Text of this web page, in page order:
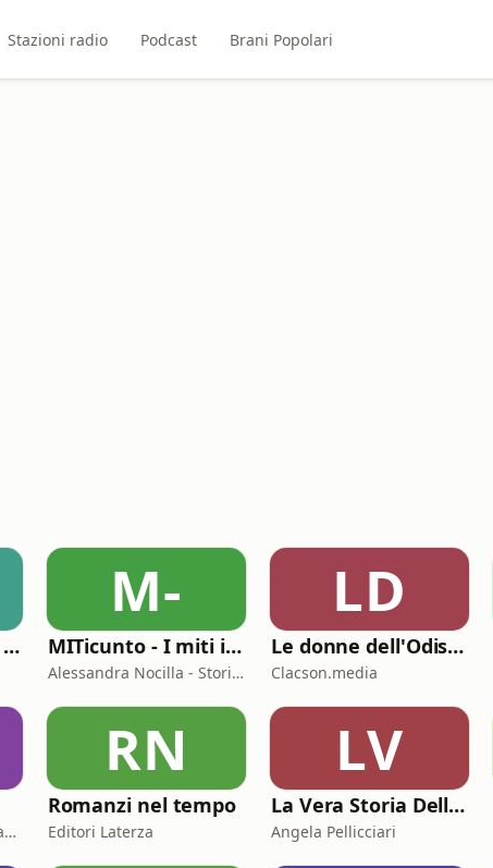
Stazioni radio Podcast Brani Popolari
La Ricchezza delle Nazioni
M-
MITicunto - I miti in prima persona
Alessandra Nocilla - Storielibere.fm
LD
Le donne dell'Odissea
Clacson.media
Avvenire - Alessandro Saccomandi - Maria Gomiero
RN
Romanzi nel tempo
Editori Laterza
LV
La Vera Storia Della Chiesa
Angela Pellicciari